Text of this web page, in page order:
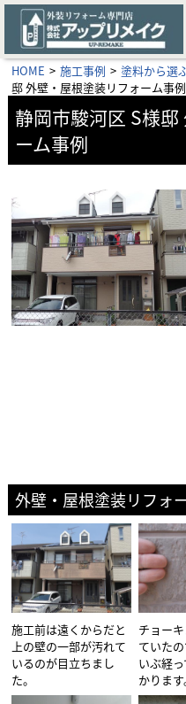
HOME 施工事例 塗料から選
邸 外壁・屋根塗装リフォーム事例
静岡市駿河区 S様
ーム事例
外壁・屋根塗装リフォ
施工前は遠くからだと
上の壁の一部が汚れて
いるのが目立ちまし
た。
チョー
ていた
いぶ経
かります